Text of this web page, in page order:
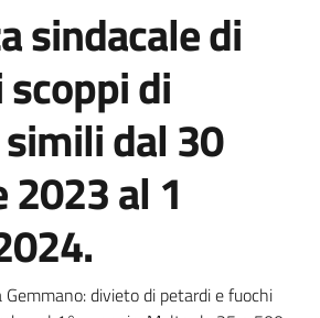
sindacale di
di
dal 30
al 1
notizia
divieto di petardi e fuochi